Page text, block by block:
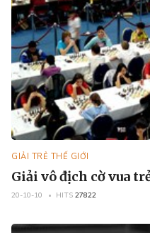
GIẢI TRẺ THẾ GIỚI
Giải vô địch cờ vua
20-10-10 HITS 27822